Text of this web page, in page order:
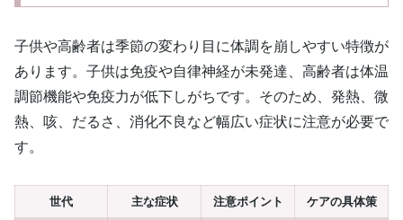
子供や高齢者は季節の変わり目に体調を崩しやすい特徴が
あります。子供は免疫や自律神経が未発達、高齢者は体温
調節機能や免疫力が低下しがちです。そのため、発熱、微
熱、咳、だるさ、消化不良など幅広い症状に注意が必要で
す。
世代 主な症状 注意ポイント ケアの具体策